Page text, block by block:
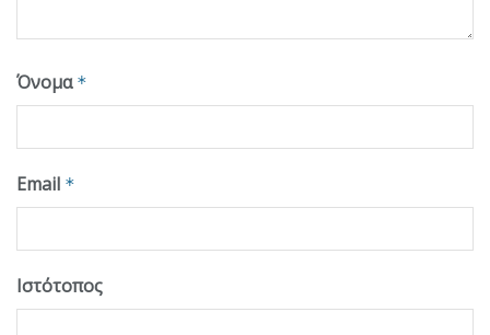
Όνομα *
Email *
Ιστότοπος